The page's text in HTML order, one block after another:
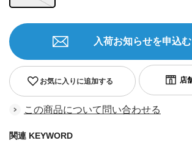
お気に入りに追加する
入荷お知らせを申込む
この商品について問い合わせる
関連 KEYWORD